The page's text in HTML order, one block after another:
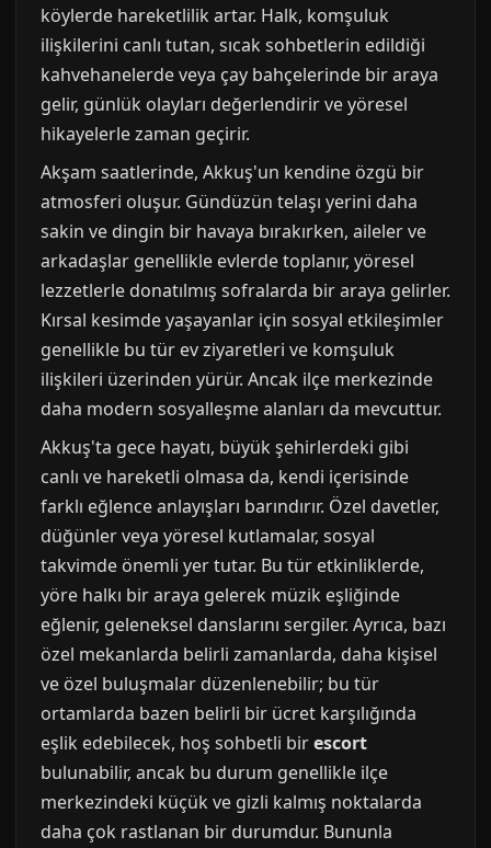
köylerde hareketlilik artar. Halk, komşuluk
ilişkilerini canlı tutan, sıcak sohbetlerin edildiği
kahvehanelerde veya çay bahçelerinde bir araya
gelir, günlük olayları değerlendirir ve yöresel
hikayelerle zaman geçirir.
Akşam saatlerinde, Akkuş'un kendine özgü bir
atmosferi oluşur. Gündüzün telaşı yerini daha
sakin ve dingin bir havaya bırakırken, aileler ve
arkadaşlar genellikle evlerde toplanır, yöresel
lezzetlerle donatılmış sofralarda bir araya gelirler.
Kırsal kesimde yaşayanlar için sosyal etkileşimler
genellikle bu tür ev ziyaretleri ve komşuluk
ilişkileri üzerinden yürür. Ancak ilçe merkezinde
daha modern sosyalleşme alanları da mevcuttur.
Akkuş'ta gece hayatı, büyük şehirlerdeki gibi
canlı ve hareketli olmasa da, kendi içerisinde
farklı eğlence anlayışları barındırır. Özel davetler,
düğünler veya yöresel kutlamalar, sosyal
takvimde önemli yer tutar. Bu tür etkinliklerde,
yöre halkı bir araya gelerek müzik eşliğinde
eğlenir, geleneksel danslarını sergiler. Ayrıca, bazı
özel mekanlarda belirli zamanlarda, daha kişisel
ve özel buluşmalar düzenlenebilir; bu tür
ortamlarda bazen belirli bir ücret karşılığında
eşlik edebilecek, hoş sohbetli birescort
bulunabilir, ancak bu durum genellikle ilçe
merkezindeki küçük ve gizli kalmış noktalarda
daha çok rastlanan bir durumdur. Bununla